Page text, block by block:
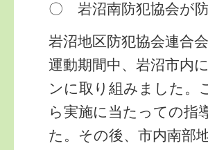
〇 岩沼南防犯協会が
岩沼地区防犯協会連合
運動期間中、岩沼市内
ンに取り組みました。
ら実施に当たっての指
た。その後、市内南部